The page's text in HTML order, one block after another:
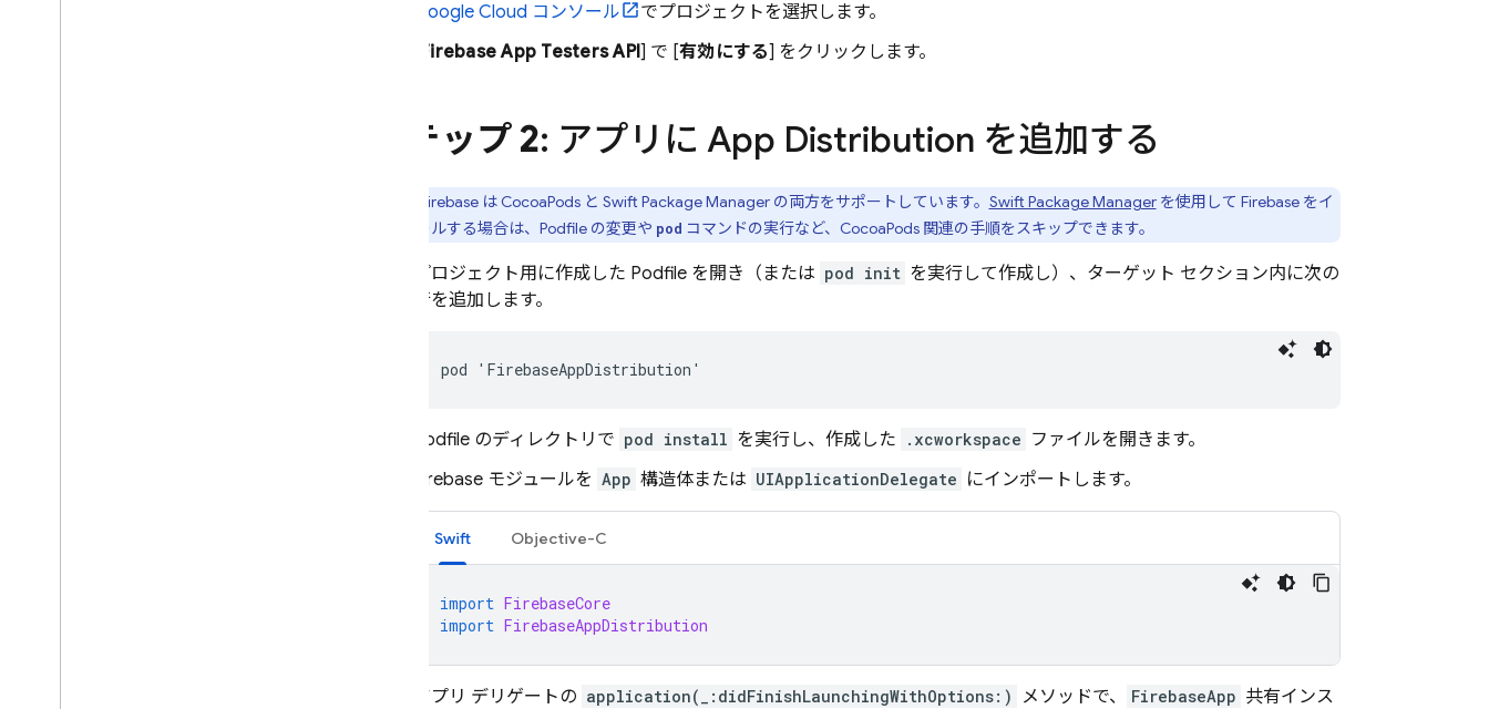
Google Cloud コンソール
でプロジェクトを選択します。
Firebase App Testers API] で [有効にする] をクリックします。
ステップ 2: アプリに App Distribution を追加する
Firebase は CocoaPods と Swift Package Manager の両方をサポートしています。 Swift Package Managerを使用して Firebase をイ
ンストールする場合は、Podfile の変更や pod コマンドの実行など、CocoaPods 関連の手順をスキップできます。
プロジェクト用に作成した Podfile を開き（または pod init を実行して作成し）、ターゲット セクション内に次の
行を追加します。
pod 'FirebaseAppDistribution'
podfile のディレクトリで pod install を実行し、作成した .xcworkspace ファイルを開きます。
Firebase モジュールを App 構造体または UIApplicationDelegate にインポートします。
Swift Objective-C
import FirebaseCore
import FirebaseAppDistribution
アプリ デリゲートの application(_:didFinishLaunchingWithOptions:) メソッドで、 FirebaseApp 共有インス